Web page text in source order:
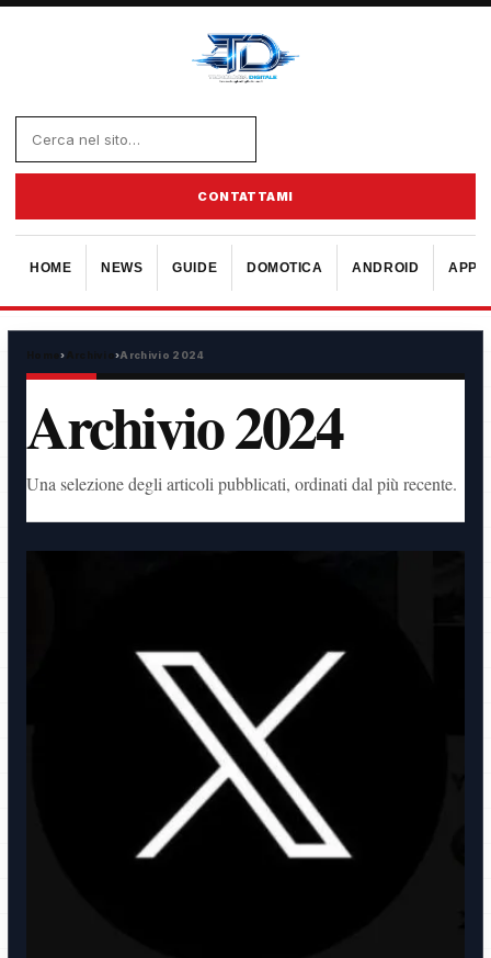
CONTATTAMI
HOME NEWS GUIDE DOMOTICA ANDROID
Home› Archivio›Archivio 2024
Archivio 2024
Una selezione degli articoli pubblicati, ordinati dal più recente.